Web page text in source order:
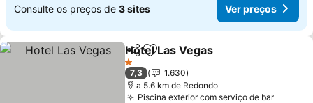
Consulte os preços de 3 sites Ver preços
PartilharAdicionar aos favoritos
Hotel Las Vegas
1 Estrelas
7,3
1.630
a 5.6 km de Redondo
Piscina exterior com serviço de bar